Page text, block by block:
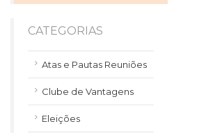
CATEGORIAS
Atas e Pautas Reuniões
Clube de Vantagens
Eleições